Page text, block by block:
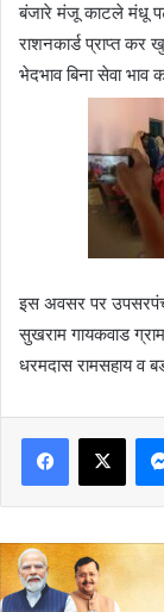
बंजारे मंजू काटले मंधू
राशनकार्ड प्राप्त
भेदभाव बिना सेवा भाव
इस अवसर पर उपसरपंच
सुखराम गायकवाड
धरमदास रामसहाय व